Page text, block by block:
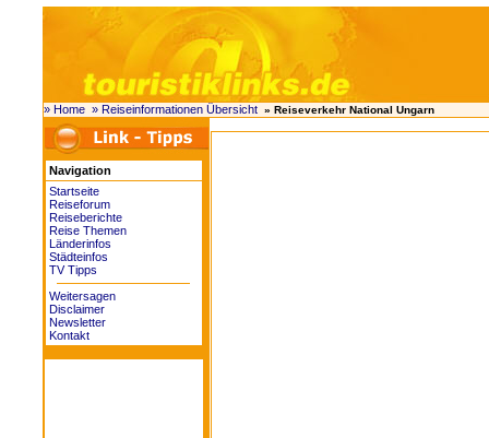
» Home » Reiseinformationen Übersicht » Reiseverkehr National Ungarn
Navigation
Startseite
Reiseforum
Reiseberichte
Reise Themen
Länderinfos
Städteinfos
TV Tipps
Weitersagen
Disclaimer
Newsletter
Kontakt